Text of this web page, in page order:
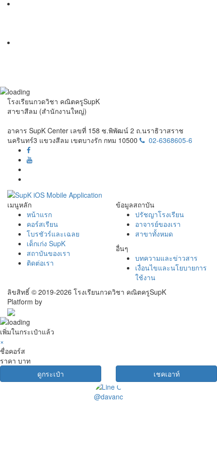
โรงเรียนกวดวิชา คณิตครูSupK
สาขาสีลม (สำนักงานใหญ่)
อาคาร SupK Center เลขที่ 158 ซ.พิพัฒน์ 2 ถ.นราธิวาสราช
นครินทร์3 แขวงสีลม เขตบางรัก กทม 10500
02-6368605-6
เมนูหลัก
หน้าแรก
คอร์สเรียน
โบรชัวร์และเฉลย
เด็กเก่ง SupK
สถาบันของเรา
ติดต่อเรา
ข้อมูลสถาบัน
ปรัชญาโรงเรียน
อาจารย์ของเรา
สาขาทั้งหมด
อื่นๆ
บทความและข่าวสาร
เงื่อนไขและนโยบายการ
ใช้งาน
ลิขสิทธิ์ © 2019-2026 โรงเรียนกวดวิชา คณิตครูSupK
Platform by
เพิ่มในกระเป๋าแล้ว
×
ชื่อคอร์ส
ราคา บาท
ดูกระเป๋า
เชคเอาท์